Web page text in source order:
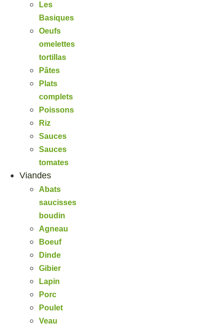
Les
Basiques
Oeufs
omelettes
tortillas
Pâtes
Plats
complets
Poissons
Riz
Sauces
Sauces
tomates
Viandes
Abats
saucisses
boudin
Agneau
Boeuf
Dinde
Gibier
Lapin
Porc
Poulet
Veau